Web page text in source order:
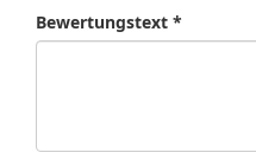
Bewertungstext *